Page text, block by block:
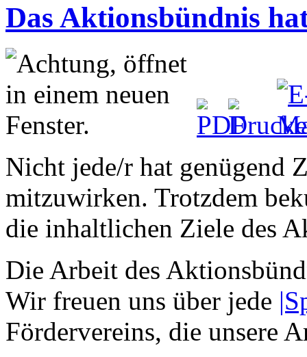
Das Aktionsbündnis
Nicht jede/r hat genügend
mitzuwirken. Trotzdem
die inhaltlichen Ziele des
Die Arbeit des
Wir freuen uns über jede
Fördervereins, die unsere